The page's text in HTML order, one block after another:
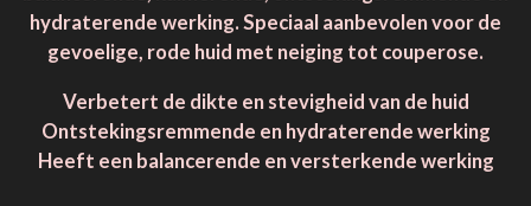
hydraterende werking. Speciaal aanbevolen voor de
gevoelige, rode huid met neiging tot couperose.
Verbetert de dikte en stevigheid van de huid
Ontstekingsremmende en hydraterende werking
Heeft een balancerende en versterkende werking